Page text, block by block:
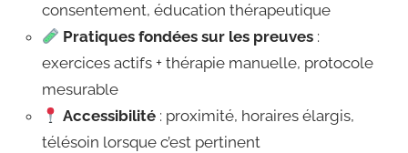
consentement, éducation thérapeutique
Pratiques fondées sur les preuves:
exercices actifs + thérapie manuelle, protocole
mesurable
Accessibilité: proximité, horaires élargis,
télésoin lorsque c’est pertinent